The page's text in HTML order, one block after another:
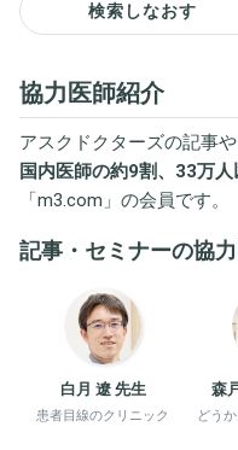
検索しなおす
協力医師紹介
アスクドクターズの記事
国内医師の約9割、33万人
「m3.com 」の会員です。
記事・セミナーの協
白月 遼 先生
患者目線のクリニック
森
どう